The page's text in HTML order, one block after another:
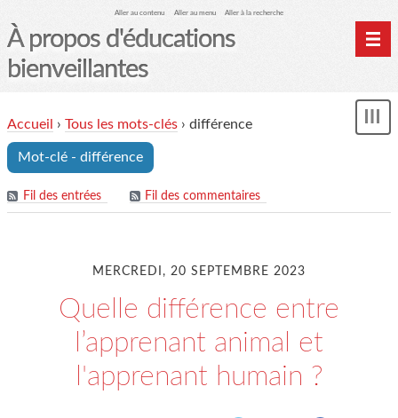
Aller au contenu Aller au menu Aller à la recherche
À propos d'éducations
bienveillantes
Archives
Mon monde du cheval
Accueil › Tous les mots-clés › différence
Mot-clé - différence
Fil des entrées Fil des commentaires
MERCREDI, 20 SEPTEMBRE 2023
Quelle différence entre
l’apprenant animal et
l'apprenant humain ?